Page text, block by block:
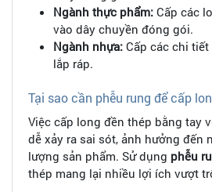
Ngành thực phẩm: Cấp các
vào dây chuyền đóng gói.
Ngành nhựa: Cấp các chi
lắp ráp.
Tại sao cần phễu rung để cấp
Việc cấp long đền thép bằng tay
dễ xảy ra sai sót, ảnh hưởng đến
lượng sản phẩm. Sử dụng phễu
thép mang lại nhiều lợi ích vượt